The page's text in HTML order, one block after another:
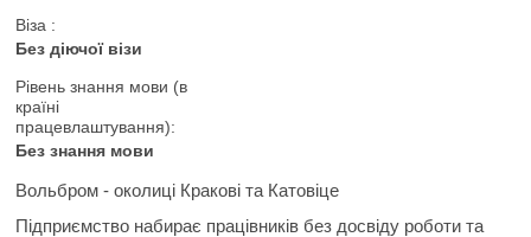
Віза :
Без діючої візи
Рівень знання мови (в
країні
працевлаштування):
Без знання мови
Вольбром - околиці Кракові та Катовіце
Підприємство набирає працівників без досвіду роботи та